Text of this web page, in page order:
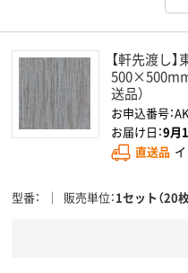
【軒先渡し
500×500mm
送品）
お申込番号：
お届け日：9月1
直送品
型番 販売単位 1セット（20